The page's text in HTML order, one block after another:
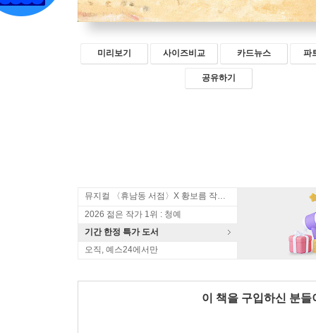
미리보기 사이즈비교 카드뉴스 파
공유하기
뮤지컬 〈휴남동 서점〉X 황보름 작가 북토크
2026 젊은 작가 1위 : 청예
기간 한정 특가 도서
오직, 예스24에서만
이 책을 구입하신 분